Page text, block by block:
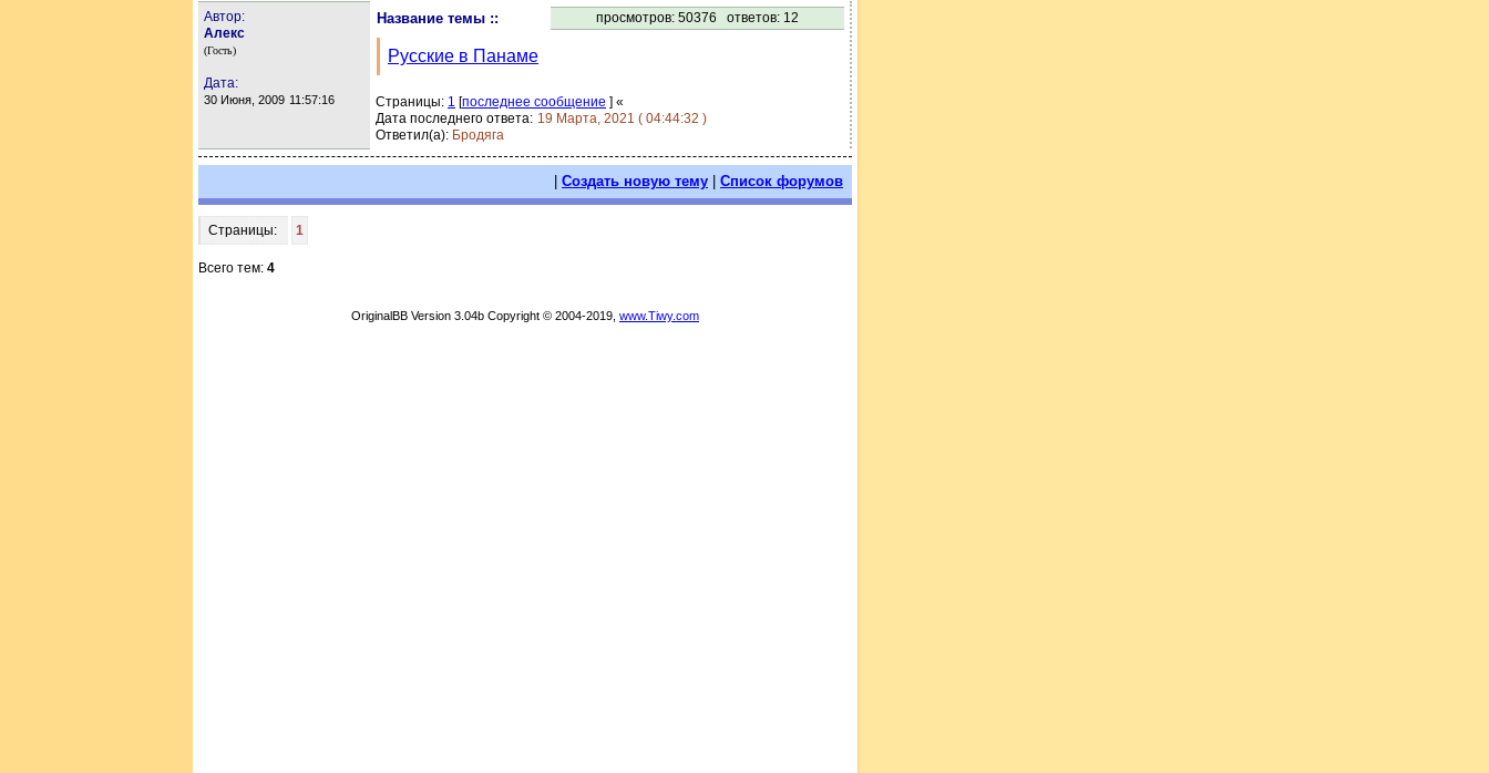
Автор:
Алекс
(Гость)
Дата:
30 Июня, 2009 11:57:16
Название темы :: просмотров: 50376 ответов: 12
Русские в Панаме
Страницы: 1 [последнее сообщение ] «
Дата последнего ответа: 19 Марта, 2021 ( 04:44:32 )
Ответил(а): Бродяга
Создать новую тему Список форумов
Страницы: 1
Всего тем: 4
OriginalBB Version 3.04b Copyright © 2004-2019, www.Tiwy.com